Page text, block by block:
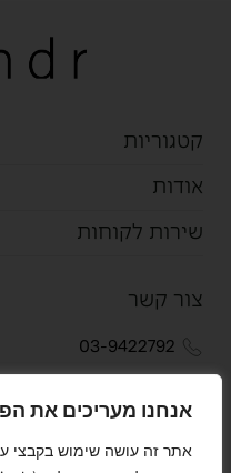
אנחנו מעריכים את
קטגוריות
אודות
שירות לקוחות
צור קשר
03-9422792